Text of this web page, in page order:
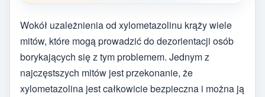
Wokół uzależnienia od xylometazolinu krąży wiele
mitów, które mogą prowadzić do dezorientacji osób
borykających się z tym problemem. Jednym z
najczęstszych mitów jest przekonanie, że
xylometazolina jest całkowicie bezpieczna i można ją